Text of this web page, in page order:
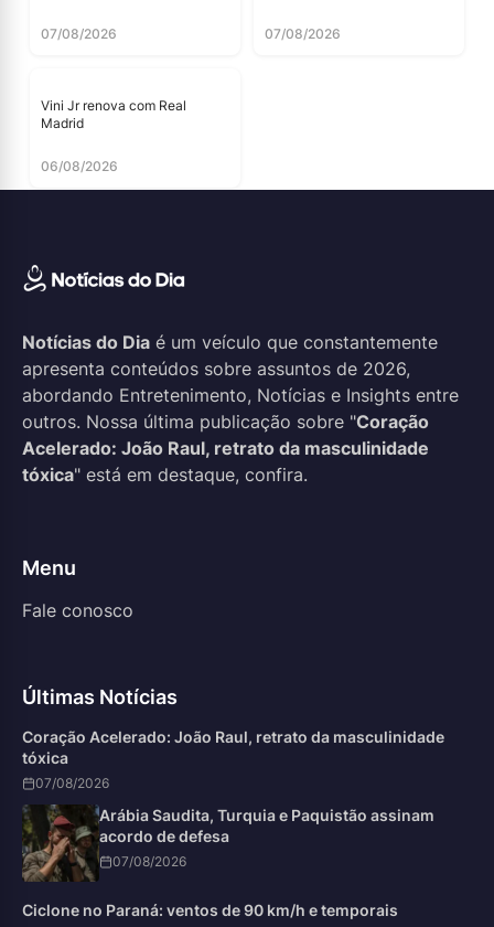
07/08/2026 07/08/2026
Vini Jr renova com Real
Madrid
06/08/2026
Notícias do Dia é um veículo que constantemente
apresenta conteúdos sobre assuntos de 2026,
abordando Entretenimento, Notícias e Insights entre
outros. Nossa última publicação sobre "Coração
Acelerado: João Raul, retrato da masculinidade
tóxica" está em destaque, confira.
Menu
Fale conosco
Últimas Notícias
Coração Acelerado: João Raul, retrato da masculinidade
tóxica
07/08/2026
Arábia Saudita, Turquia e Paquistão assinam
acordo de defesa
07/08/2026
Ciclone no Paraná: ventos de 90 km/h e temporais